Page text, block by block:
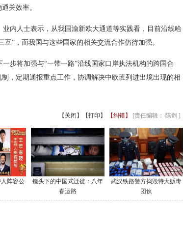
关效率。
内人士表示，从我国渝新欧大通道等实践看，目前沿线哈
”，而我国与这些国家的相关交流合作仍待加强。
步将加强与“一带一路”沿线国家口岸执法机构的跨国合
，定期通报重点工作，协调解决中欧班列进出境出现的相
【关闭】 【打印】 【纠错】 [责任编辑： 陈剑 ]
阵容公
镜头下的中国式迁徙：八年
春运路
武汉铁路警方捣毁特大贩毒
团伙